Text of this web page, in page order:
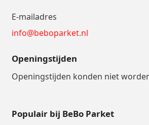
E-mailadres
info@beboparket.nl
Openingstijden
Openingstijden konden niet
Populair bij BeBo Parket